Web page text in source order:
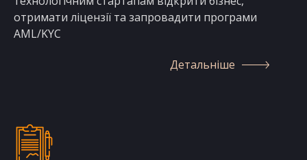
отримати ліцензії та запровадити програми
AML/KYC
Детальніше